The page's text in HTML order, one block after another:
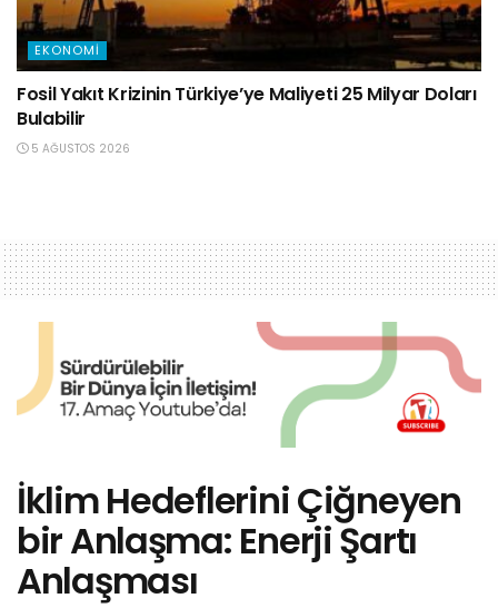
EKONOMI
Fosil Yakıt Krizinin Türkiye’ye Maliyeti 25 Milyar Doları
Bulabilir
5 AĞUSTOS 2026
İklim Hedeflerini Çiğneyen
bir Anlaşma: Enerji Şartı
Anlaşması